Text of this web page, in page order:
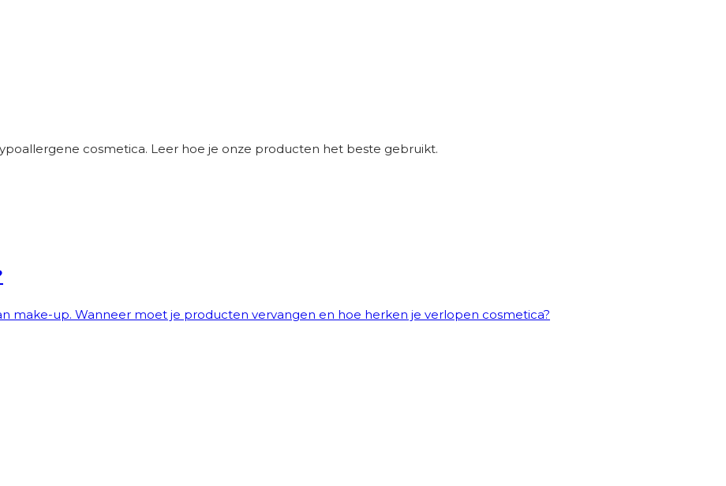
cosmetica. Leer hoe je onze producten het beste gebruikt.
make-up. Wanneer moet je producten vervangen en hoe herken je verlopen cosmetica?